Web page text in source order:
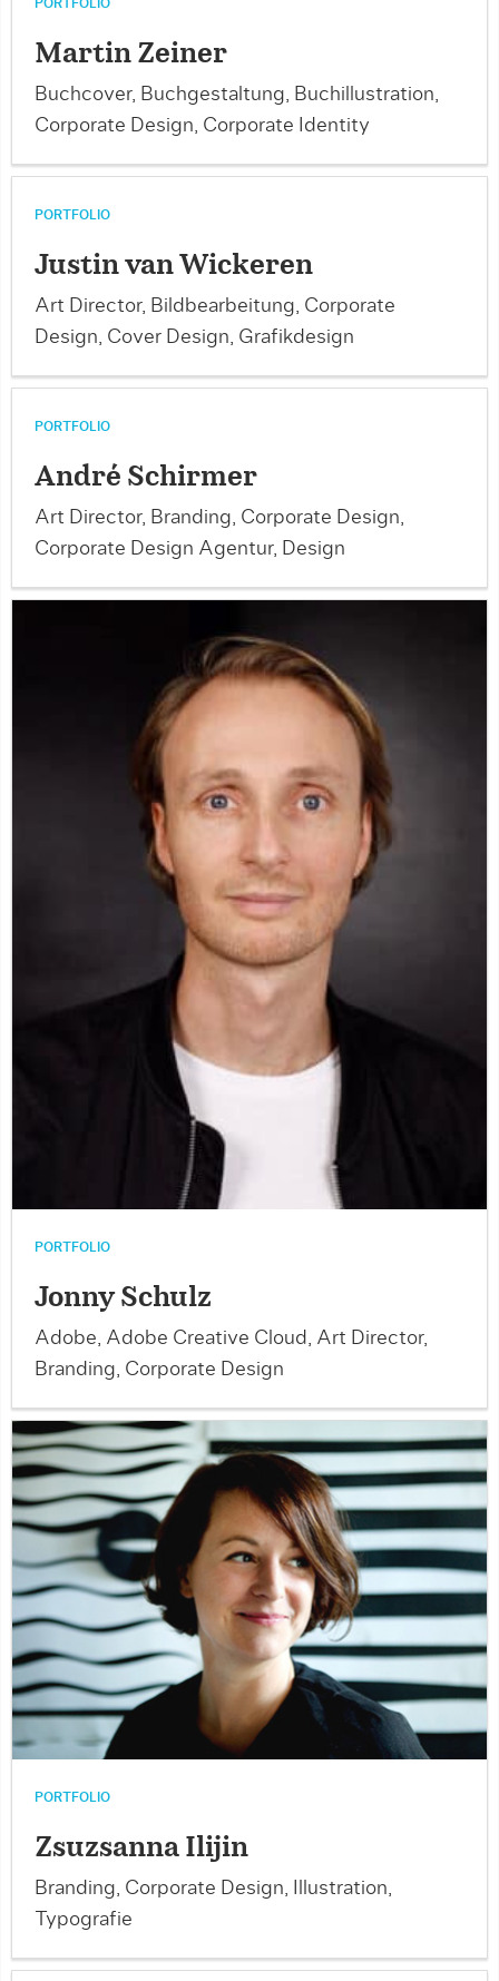
PORTFOLIO
Martin Zeiner
Buchcover, Buchgestaltung, Buchillustration,
Corporate Design, Corporate Identity
PORTFOLIO
Justin van Wickeren
Art Director, Bildbearbeitung, Corporate
Design, Cover Design, Grafikdesign
PORTFOLIO
André Schirmer
Art Director, Branding, Corporate Design,
Corporate Design Agentur, Design
PORTFOLIO
Jonny Schulz
Adobe, Adobe Creative Cloud, Art Director,
Branding, Corporate Design
PORTFOLIO
Zsuzsanna Ilijin
Branding, Corporate Design, Illustration,
Typografie